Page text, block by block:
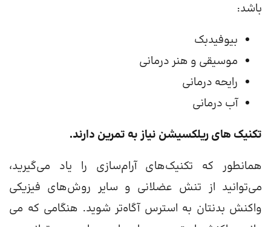
باشد:
بیوفیدبک
موسیقی و هنر درمانی
رایحه درمانی
آب درمانی
تکنیک های ریلکسیشن نیاز به تمرین دارند.
همانطور که تکنیک‌های آرام‌سازی را یاد می‌گیرید،
می‌توانید از تنش عضلانی و سایر روش‌های فیزیکی
واکنش بدنتان به استرس آگاه‌تر شوید. هنگامی که می